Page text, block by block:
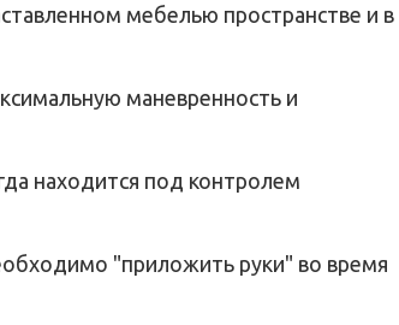
мебелью пространстве и в
маневренность и
находится под контролем
"приложить руки" во время